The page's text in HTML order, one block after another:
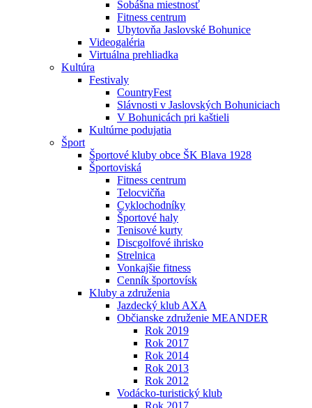
Sobášna miestnosť
Fitness centrum
Ubytovňa Jaslovské Bohunice
Videogaléria
Virtuálna prehliadka
Kultúra
Festivaly
CountryFest
Slávnosti v Jaslovských Bohuniciach
V Bohunicách pri kaštieli
Kultúrne podujatia
Šport
Športové kluby obce ŠK Blava 1928
Športoviská
Fitness centrum
Telocvičňa
Cyklochodníky
Športové haly
Tenisové kurty
Discgolfové ihrisko
Strelnica
Vonkajšie fitness
Cenník športovísk
Kluby a združenia
Jazdecký klub AXA
Občianske združenie MEANDER
Rok 2019
Rok 2017
Rok 2014
Rok 2013
Rok 2012
Vodácko-turistický klub
Rok 2017